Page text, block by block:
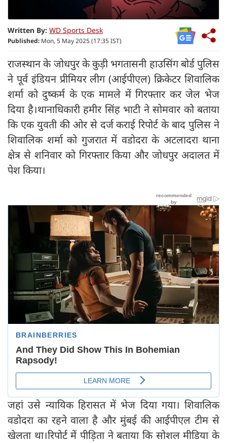
Written By: WD Sports Desk
Published: Mon, 5 May 2025 (17:35 IST)
राजस्थान के जोधपुर के कुड़ी भगतासनी हाउसिंग बोर्ड पुलिस
ने पूर्व इंडियन प्रीमियर लीग (आईपीएल) क्रिकेटर शिवालिक
शर्मा को दुष्कर्म के एक मामले में गिरफ्तार कर जेल भेज
दिया है।थानाधिकारी हमीर सिंह भाटी ने सोमवार को बताया
कि एक युवती की ओर से दर्ज कराई रिपोर्ट के बाद पुलिस ने
शिवालिक शर्मा को गुजरात में वडोदरा के अटलादरा थाना
क्षेत्र से शनिवार को गिरफ्तार किया और जोधपुर अदालत में
पेश किया।
जहां उसे न्यायिक हिरासत में भेज दिया गया। शिवालिक
वडोदरा का रहने वाला है और मुंबई की आईपीएल टीम से
खेलता था।रिपोर्ट में पीड़िता ने बताया कि सोशल मीडिया के